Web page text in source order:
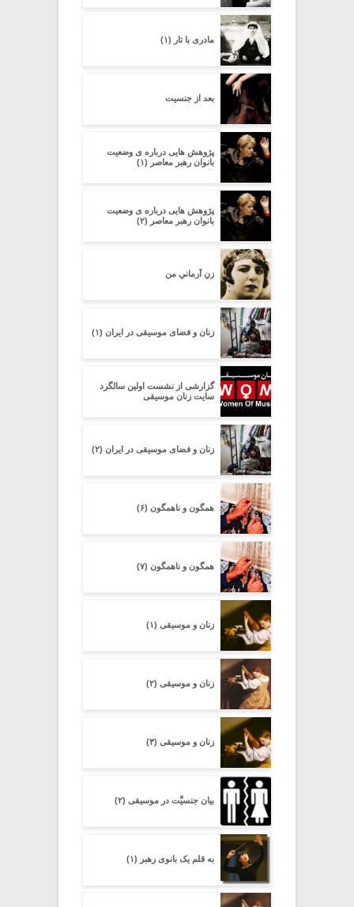
مادری با تار (۱)
بعد از جنسیت
پژوهش هایی درباره ی وضعیت
بانوان رهبر معاصر (۱)
پژوهش هایی درباره ی وضعیت
بانوان رهبر معاصر (۲)
زنِ آرمانیِ من
زنان و فضای موسیقی در ایران (۱)
گزارشی از نشست اولین سالگرد
سایت زنان موسیقی
زنان و فضای موسیقی در ایران (۲)
همگون و ناهمگون (۶)
همگون و ناهمگون (۷)
زنان و موسیقی (۱)
زنان و موسیقی (۲)
زنان و موسیقی (۳)
بیان جنسیَّت در موسیقی (۲)
به قلم یک بانوی رهبر (۱)